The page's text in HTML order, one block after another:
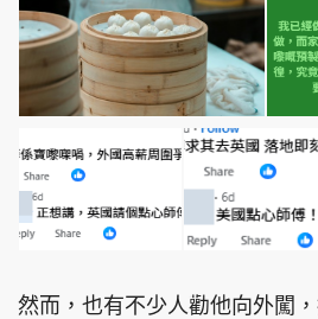
然而，也有不少人勸他向外闖